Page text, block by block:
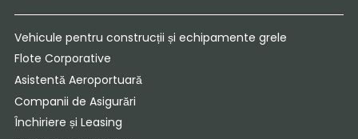
Vehicule pentru construcții și echipamente grele
Flote Corporative
Asistentă Aeroportuară
Companii de Asigurări
Închiriere și Leasing